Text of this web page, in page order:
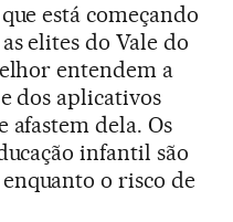
está começando
elites do Vale do
entendem a
dos aplicativos
afastem dela. Os
infantil são
o risco de